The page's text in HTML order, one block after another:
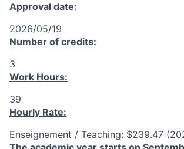
Approval date:
2026/05/19
Number of credits:
3
Work Hours:
39
Hourly Rate:
Enseignement / Teaching: $239.47